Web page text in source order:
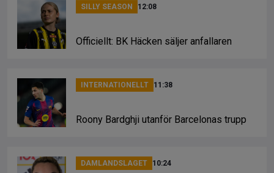
SILLY SEASON 12:08
Officiellt: BK Häcken säljer anfallaren
INTERNATIONELLT 11:38
Roony Bardghji utanför Barcelonas trupp
DAMLANDSLAGET 10:24